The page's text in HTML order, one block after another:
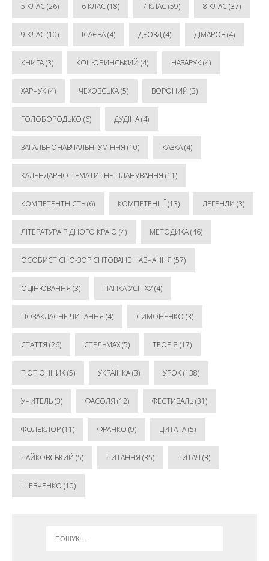
5 КЛАС(26) 6 КЛАС(18) 7 КЛАС(59) 8 КЛАС(37)
9 КЛАС(10) ІСАЄВА(4) ДРОЗД(4) ДІМАРОВ(4)
КНИГА(3) КОЦЮБИНСЬКИЙ (4) НАЗАРУК(4)
ХАРЧУК(4) ЧЕХОВСЬКА(5) ВОРОНИЙ (3)
ГОЛОБОРОДЬКО (6) ДУДІНА(4)
ЗАГАЛЬНОНАВЧАЛЬНІ УМІННЯ (10) КАЗКА(4)
КАЛЕНДАРНО-ТЕМАТИЧНЕ ПЛАНУВАННЯ (11)
КОМПЕТЕНТНІСТЬ(6) КОМПЕТЕНЦІЇ (13) ЛЕГЕНДИ (3)
ЛІТЕРАТУРА РІДНОГО КРАЮ (4) МЕТОДИКА(46)
ОСОБИСТІСНО-ЗОРІЄНТОВАНЕ НАВЧАННЯ (57)
ОЦІНЮВАННЯ (3) ПАПКА УСПІХУ(4)
ПОЗАКЛАСНЕ ЧИТАННЯ (4) СИМОНЕНКО (3)
СТАТТЯ (26) СТЕЛЬМАХ(5) ТЕОРІЯ (17)
ТЮТЮННИК(5) УКРАЇНКА(3) УРОК(138)
УЧИТЕЛЬ(3) ФАСОЛЯ (12) ФЕСТИВАЛЬ(31)
ФОЛЬКЛОР(11) ФРАНКО (9) ЦИТАТА(5)
ЧАЙКОВСЬКИЙ (5) ЧИТАННЯ (35) ЧИТАЧ (3)
ШЕВЧЕНКО (10)